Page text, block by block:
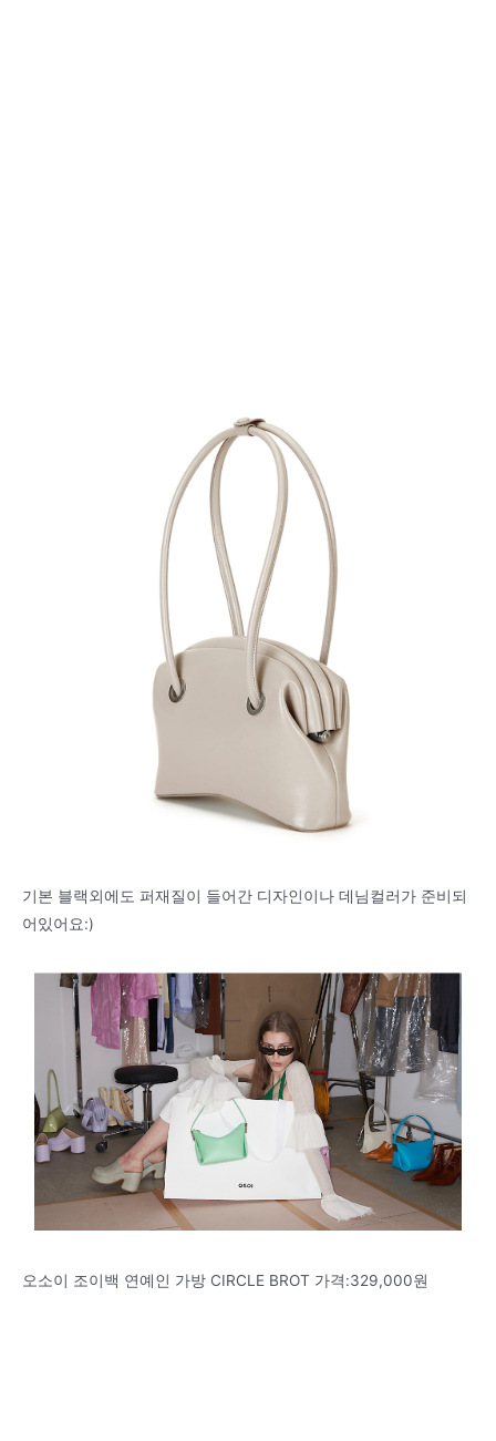
기본 블랙외에도 퍼재질이 들어간 디자인이나 데님컬러가 준비되
어있어요:)
오소이 조이백 연예인 가방 CIRCLE BROT 가격:329,000원